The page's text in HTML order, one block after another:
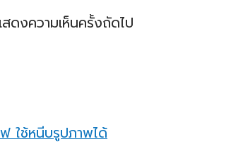
ดงความเห็นครั้งถัดไป